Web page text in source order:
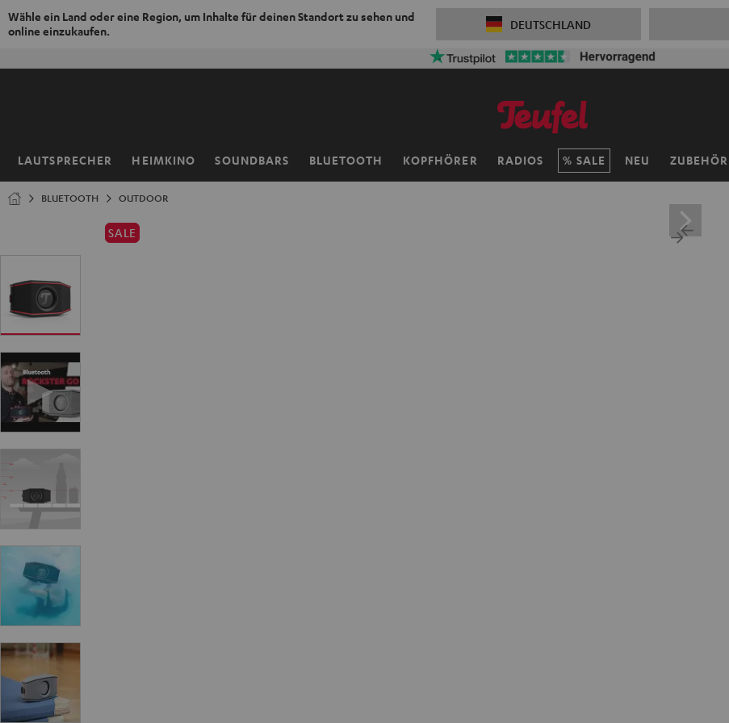
Wähle ein Land oder eine Region, um Inhalte für deinen Standort zu sehen und
online einzukaufen.
DEUTSCHLAND
LAUTSPRECHER HEIMKINO SOUNDBARS BLUETOOTH KOPFHÖRER RADIOS SALE NEU ZUBEHÖR
Startseite
BLUETOOTH OUTDOOR
SALE